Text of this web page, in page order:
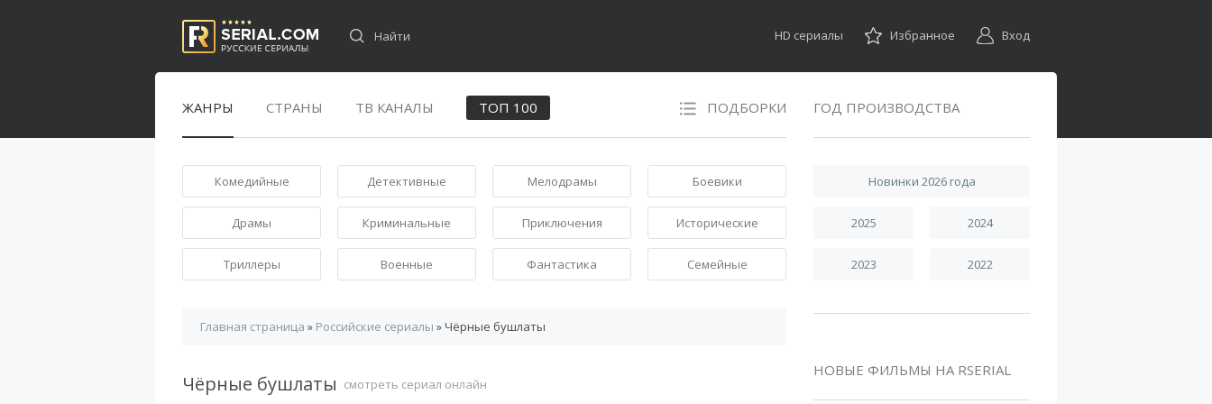
HD сериалы Избранное Вход
ЖАНРЫ СТРАНЫ ТВ КАНАЛЫ ПОДБОРКИ
ТОП 100
Комедийные Детективные Мелодрамы Боевики
Драмы Криминальные Приключения Исторические
Триллеры Военные Фантастика Семейные
Главная страница » Российские сериалы » Чёрные бушлаты
Чёрные бушлаты смотреть сериал онлайн
ГОД ПРОИЗВОДСТВА
Новинки 2026 года
2025 2024
2023 2022
НОВЫЕ ФИЛЬМЫ НА RSERIAL